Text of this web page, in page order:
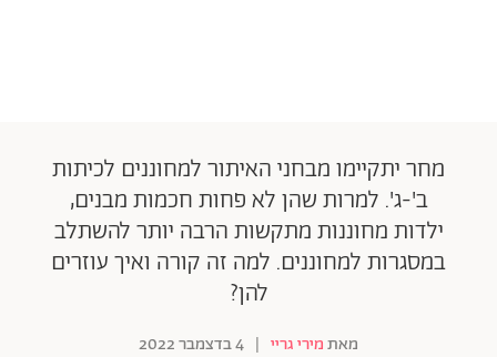
מחר יתקיימו מבחני האיתור למחוננים לכיתות
ב'-ג'. למרות שהן לא פחות חכמות מבנים,
ילדות מחוננות מתקשות הרבה יותר להשתלב
במסגרות למחוננים. למה זה קורה ואיך עוזרים
להן?
מאתמירי גריי | 4 בדצמבר 2022